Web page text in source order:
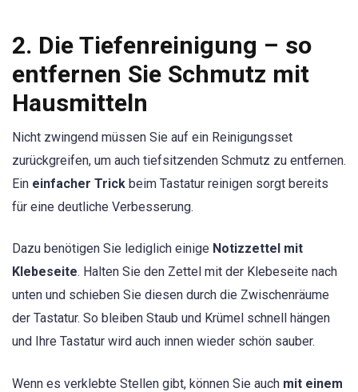
2. Die Tiefenreinigung – so
entfernen Sie Schmutz mit
Hausmitteln
Nicht zwingend müssen Sie auf ein Reinigungsset
zurückgreifen, um auch tiefsitzenden Schmutz zu entfernen.
Ein einfacher Trick beim Tastatur reinigen sorgt bereits
für eine deutliche Verbesserung.
Dazu benötigen Sie lediglich einige Notizzettel mit
Klebeseite. Halten Sie den Zettel mit der Klebeseite nach
unten und schieben Sie diesen durch die Zwischenräume
der Tastatur. So bleiben Staub und Krümel schnell hängen
und Ihre Tastatur wird auch innen wieder schön sauber.
Wenn es verklebte Stellen gibt, können Sie auch mit einem